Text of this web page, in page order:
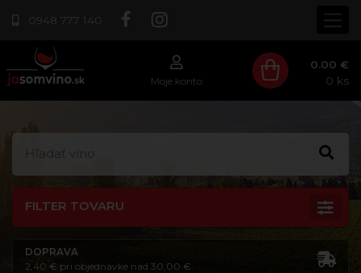
0948 777 140
Moje konto
0.00 €
0 ks
FILTER TOVARU
DOPRAVA
2,40 € pri objednávke nad 30,00 €